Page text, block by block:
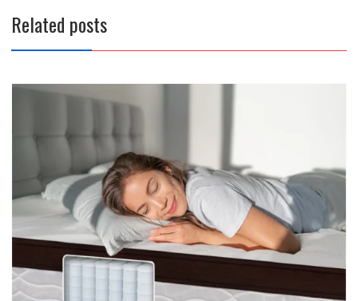
Related posts